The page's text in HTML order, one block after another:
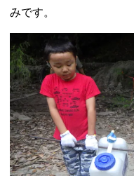
みです。